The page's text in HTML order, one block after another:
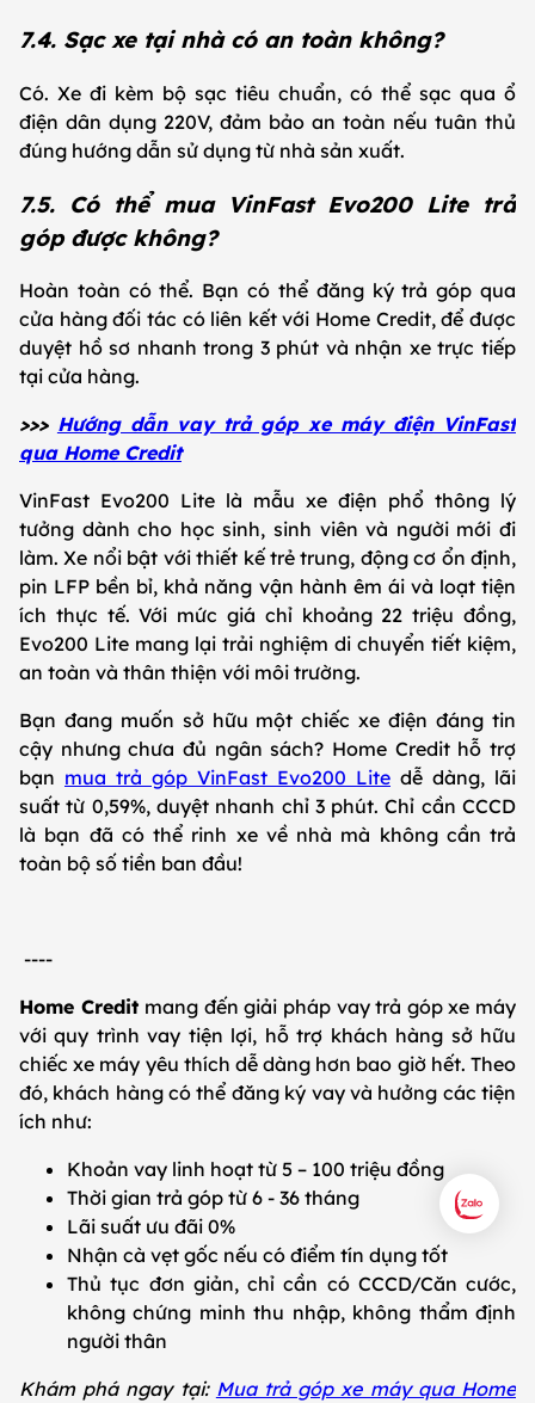
7.4. Sạc xe tại nhà có an toàn không?
Có. Xe đi kèm bộ sạc tiêu chuẩn, có thể sạc qua ổ
điện dân dụng 220V, đảm bảo an toàn nếu tuân thủ
đúng hướng dẫn sử dụng từ nhà sản xuất.
7.5. Có thể mua VinFast Evo200 Lite trả
góp được không?
Hoàn toàn có thể. Bạn có thể đăng ký trả góp qua
cửa hàng đối tác có liên kết với Home Credit, để được
duyệt hồ sơ nhanh trong 3 phút và nhận xe trực tiếp
tại cửa hàng.
>>> Hướng dẫn vay trả góp xe máy điện VinFast
qua Home Credit
VinFast Evo200 Lite là mẫu xe điện phổ thông lý
tưởng dành cho học sinh, sinh viên và người mới đi
làm. Xe nổi bật với thiết kế trẻ trung, động cơ ổn định,
pin LFP bền bỉ, khả năng vận hành êm ái và loạt tiện
ích thực tế. Với mức giá chỉ khoảng 22 triệu đồng,
Evo200 Lite mang lại trải nghiệm di chuyển tiết kiệm,
an toàn và thân thiện với môi trường.
Bạn đang muốn sở hữu một chiếc xe điện đáng tin
cậy nhưng chưa đủ ngân sách? Home Credit hỗ trợ
bạn mua trả góp VinFast Evo200 Lite dễ dàng, lãi
suất từ 0,59%, duyệt nhanh chỉ 3 phút. Chỉ cần CCCD
là bạn đã có thể rinh xe về nhà mà không cần trả
toàn bộ số tiền ban đầu!
----
Home Credit mang đến giải pháp vay trả góp xe máy
với quy trình vay tiện lợi, hỗ trợ khách hàng sở hữu
chiếc xe máy yêu thích dễ dàng hơn bao giờ hết. Theo
đó, khách hàng có thể đăng ký vay và hưởng các tiện
ích như:
Khoản vay linh hoạt từ 5 – 100 triệu đồng
Thời gian trả góp từ 6 - 36 tháng
Lãi suất ưu đãi 0%
Nhận cà vẹt gốc nếu có điểm tín dụng tốt
Thủ tục đơn giản, chỉ cần có CCCD/Căn cước,
không chứng minh thu nhập, không thẩm định
người thân
Khám phá ngay tại: Mua trả góp xe máy qua Home